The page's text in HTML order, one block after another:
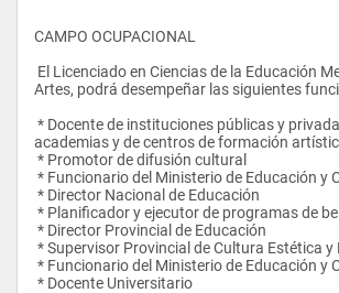
CAMPO OCUPACIONAL
Artes, podrá desempeñar las siguientes
academias y de centros de formación
* Promotor de difusión cultural
* Funcionario del Ministerio de Educación y
* Director Nacional de Educación
* Planificador y ejecutor de programas de
* Director Provincial de Educación
* Supervisor Provincial de Cultura Estética y
* Funcionario del Ministerio de Educación y
* Docente Universitario